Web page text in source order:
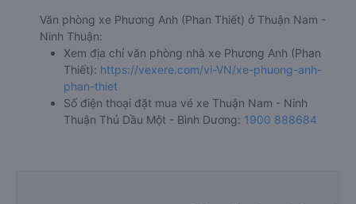
Văn phòng xe Phương Anh (Phan Thiết) ở Thuận Nam -
Ninh Thuận:
Xem địa chỉ văn phòng nhà xe Phương Anh (Phan
Thiết): https://vexere.com/vi-VN/xe-phuong-anh-
phan-thiet
Số điện thoại đặt mua vé xe Thuận Nam - Ninh
Thuận Thủ Dầu Một - Bình Dương: 1900 888684